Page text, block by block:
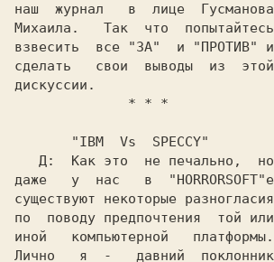
наш  журнал   в  лице Гусманова
Михаила .   Так  что  попытайтесь
взвесить  все
"ЗА"  и "ПРОТИВ"
и
сделать   свои  выводы  из  этой
дискуссии.
"IBM  Vs  SPECCY"
Д:
  Как это  не печально,  но
даже   у  нас   в
существуют некоторые разногласия
иной   компьютерной   платформы.